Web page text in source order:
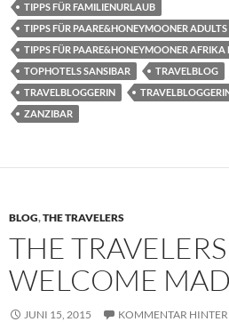
TIPPS FÜR FAMILIENURLAUB
TIPPS FÜR PAARE&HONEYMOONER
TIPPS FÜR PAARE&HONEYMOONER AFRIKA
TOPHOTELS SANSIBAR
TRAVELBLOG
TRAVELBLOGGERIN
ZANZIBAR
BLOG,THE TRAVELERS
THE
WELCOME
JUNI 15, 2015 KOMMENTAR